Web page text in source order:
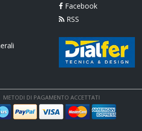
Facebook
RSS
METODI DI PAGAMENTO ACCETTATI